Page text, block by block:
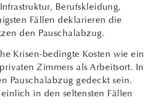
Berufskleidung,
Fällen deklarieren die
den Pauschalabzug.
Krisen-bedingte Kosten wie ein
Zimmers als Arbeitsort. In
Pauschalabzug gedeckt sein.
in den seltensten Fällen